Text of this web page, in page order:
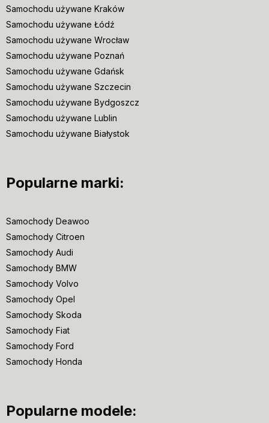
Samochodu używane Kraków
Samochodu używane Łódź
Samochodu używane Wrocław
Samochodu używane Poznań
Samochodu używane Gdańsk
Samochodu używane Szczecin
Samochodu używane Bydgoszcz
Samochodu używane Lublin
Samochodu używane Białystok
Popularne marki:
Samochody Deawoo
Samochody Citroen
Samochody Audi
Samochody BMW
Samochody Volvo
Samochody Opel
Samochody Skoda
Samochody Fiat
Samochody Ford
Samochody Honda
Popularne modele: